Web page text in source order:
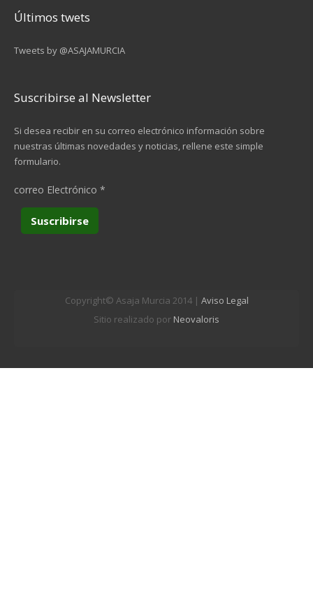
Últimos twets
Tweets by @ASAJAMURCIA
Suscribirse al Newsletter
Si desea recibir en su correo electrónico información sobre
nuestras últimas novedades y noticias, rellene este simple
formulario.
correo Electrónico *
Copyright© Asaja Murcia 2014 | Aviso Legal
Sitio realizado por Neovaloris